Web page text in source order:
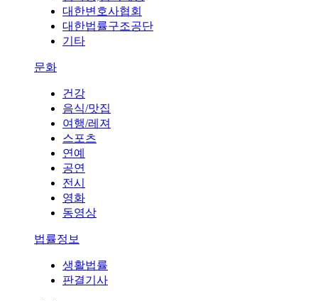
대한변호사협회
대한법률구조공단
기타
문화
건강
음식/맛집
여행/레져
스포츠
연예
공연
전시
영화
동영상
법률정보
생활법률
판결기사